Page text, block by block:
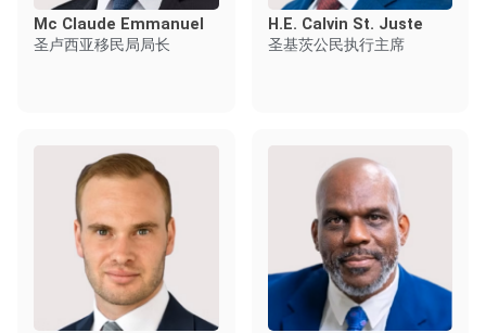
Mc Claude Emmanuel
圣卢西亚移民局局长
H.E. Calvin St. Juste
圣基茨公民执行主席